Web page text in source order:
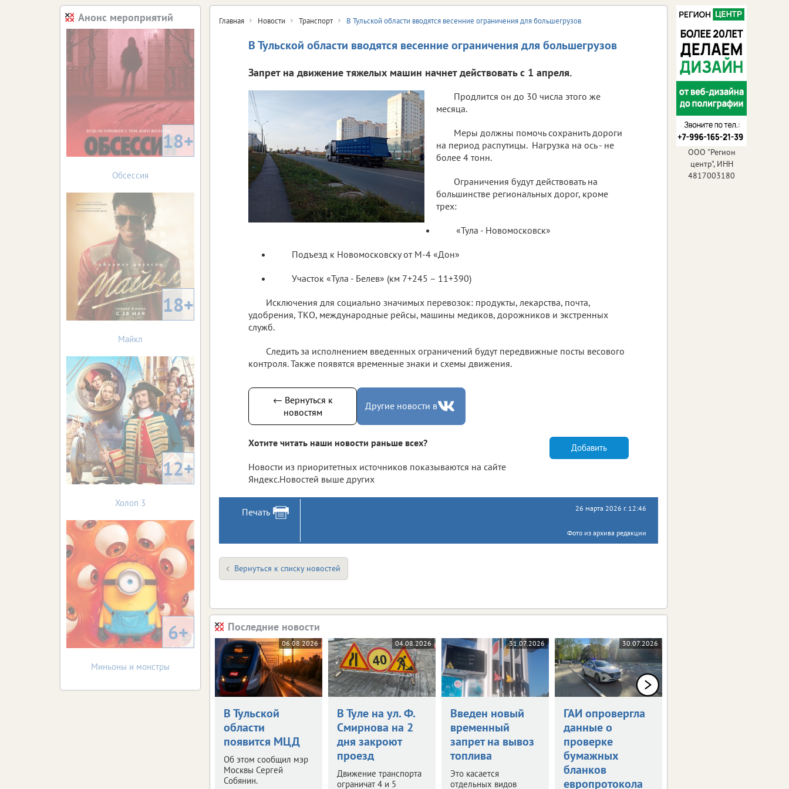
Главная Новости Транспорт В Тульской области вводятся весенние ограничения для большегрузов
В Тульской области вводятся весенние ограничения для большегрузов
Запрет на движение тяжелых машин начнет действовать с 1 апреля.
Продлится он до 30 числа этого же
месяца.
Меры должны помочь сохранить дороги
на период распутицы. Нагрузка на ось - не
более 4 тонн.
Ограничения будут действовать на
большинстве региональных дорог, кроме
трех:
«Тула - Новомосковск»
Подъезд к Новомосковску от М-4 «Дон»
Участок «Тула - Белев» (км 7+245 – 11+390)
Исключения для социально значимых перевозок: продукты, лекарства, почта,
удобрения, ТКО, международные рейсы, машины медиков, дорожников и экстренных
служб.
Следить за исполнением введенных ограничений будут передвижные посты весового
контроля. Также появятся временные знаки и схемы движения.
← Вернуться к
новостям
Другие новости в
Хотите читать наши новости раньше всех?
Новости из приоритетных источников показываются на сайте
Яндекс.Новостей выше других
Добавить
Печать 26 марта 2026 г. 12:46
Фото из архива редакции
Вернуться к списку новостей
Последние новости
06.08.2026
В Тульской
области
появится МЦД
Об этом сообщил мэр
Москвы Сергей
Собянин.
04.08.2026
В Туле на ул. Ф.
Смирнова на 2
дня закроют
проезд
Движение транспорта
ограничат 4 и 5
31.07.2026
Введен новый
временный
запрет на вывоз
топлива
Это касается
отдельных видов
30.07.2026
ГАИ опровергла
данные о
проверке
бумажных
бланков
европротокола
Анонс мероприятий
18+
Обсессия
18+
Майкл
12+
Холоп 3
6+
Миньоны и монстры
ООО "Регион
центр", ИНН
4817003180